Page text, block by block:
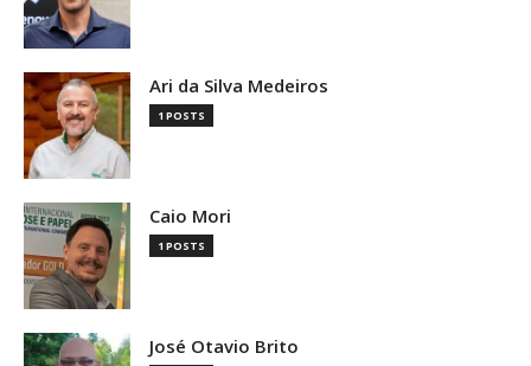
Ari da Silva Medeiros
1 POSTS
Caio Mori
1 POSTS
José Otavio Brito